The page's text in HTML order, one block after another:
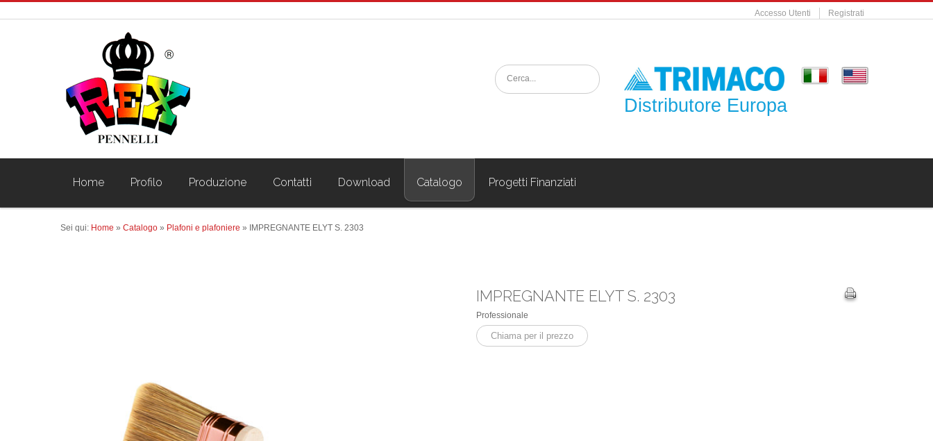
Accesso Utenti Registrati
Distributore Europa
Home Profilo Produzione Contatti Download Catalogo Progetti Finanziati
Sei qui: Home » Catalogo » Plafoni e plafoniere » IMPREGNANTE ELYT S. 2303
IMPREGNANTE ELYT S. 2303
Professionale
Chiama per il prezzo